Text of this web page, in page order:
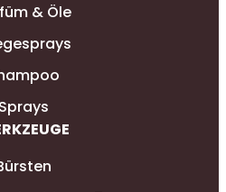
& Öle
Sprays